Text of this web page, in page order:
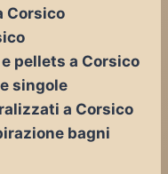
Corsico
pellets a Corsico
singole
a Corsico
bagni